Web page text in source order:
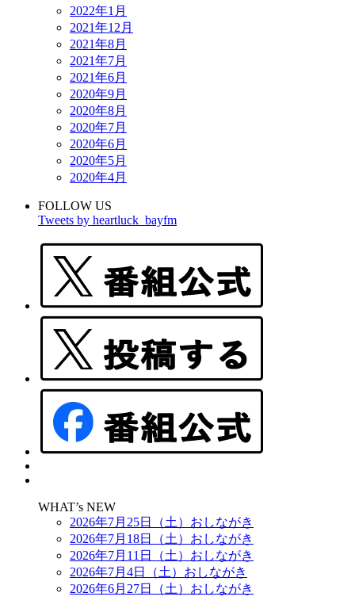
2022年1月
2021年12月
2021年8月
2021年7月
2021年6月
2020年9月
2020年8月
2020年7月
2020年6月
2020年5月
2020年4月
FOLLOW US
Tweets by heartluck_bayfm
WHAT’s NEW
2026年7月25日（土）おしながき
2026年7月18日（土）おしながき
2026年7月11日（土）おしながき
2026年7月4日（土）おしながき
2026年6月27日（土）おしながき